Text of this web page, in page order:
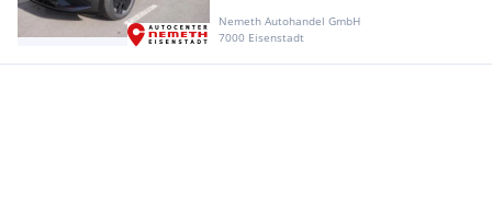
Nemeth Autohandel GmbH
7000 Eisenstadt